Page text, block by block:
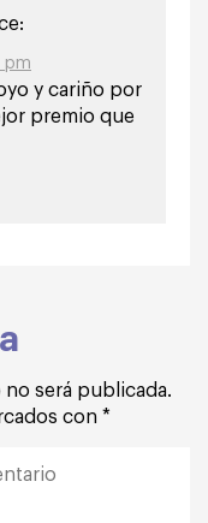
pm
y cariño por
premio que
será publicada.
con *